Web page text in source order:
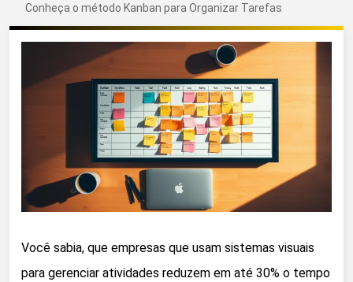
Conheça o método Kanban para Organizar Tarefas
Você sabia, que empresas que usam sistemas visuais
para gerenciar atividades reduzem em até 30% o tempo